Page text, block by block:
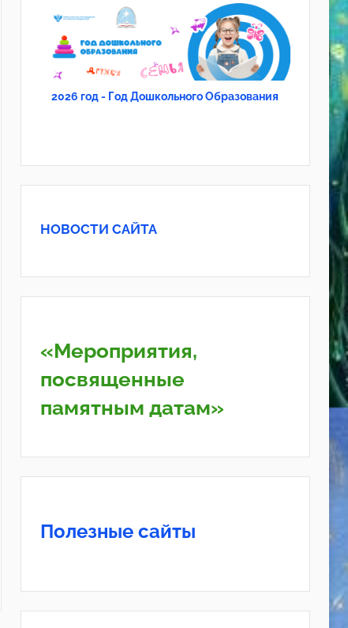
2026 год - Год Дошкольного Образования
НОВОСТИ САЙТА
«Мероприятия,
посвященные
памятным датам»
Полезные сайты